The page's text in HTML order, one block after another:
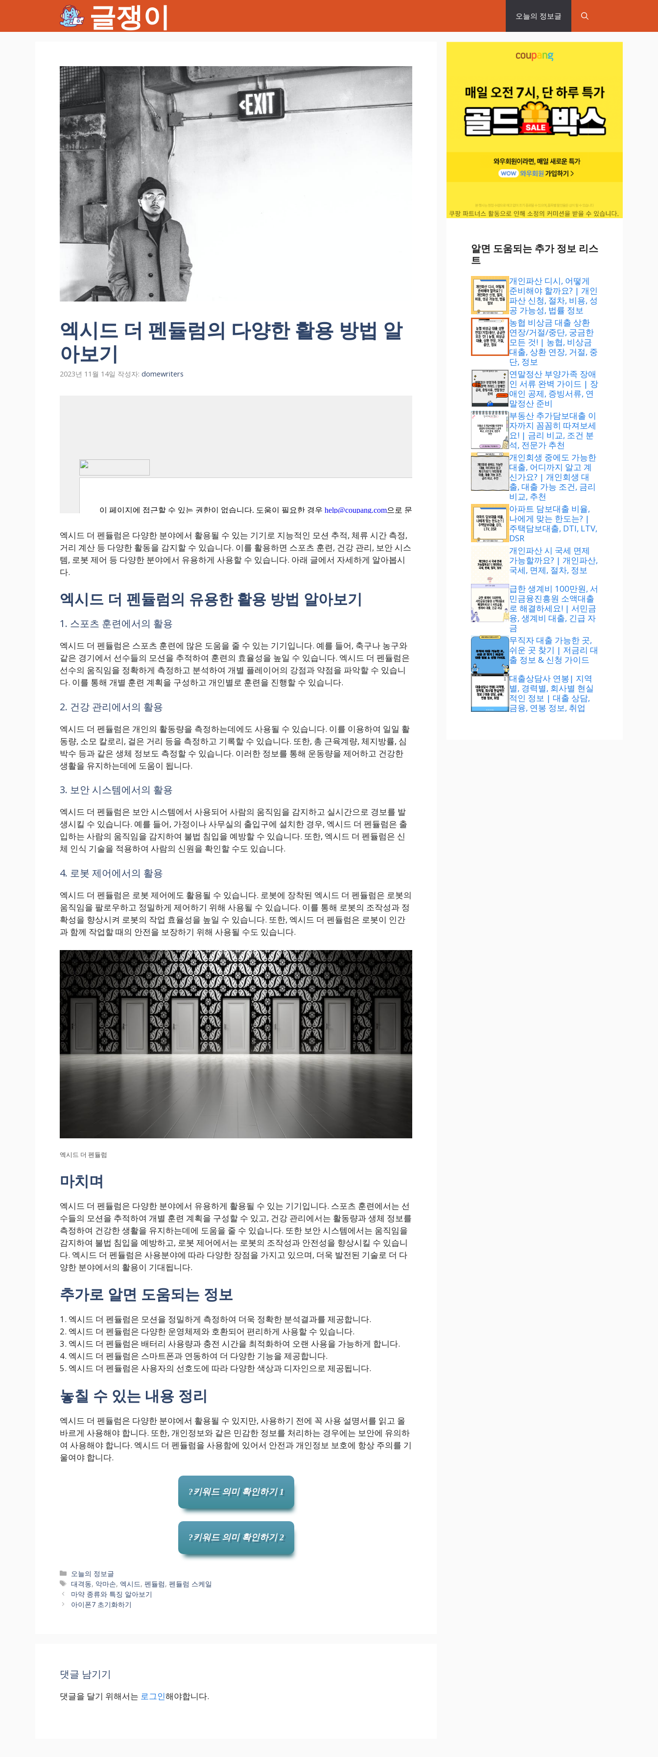
츠
글쟁이 오늘의 정보글
엑시드 더 펜듈럼의 다양한 활용 방법 알
아보기
2023년 11월 14일 작성자: domewriters
엑시드 더 펜듈럼은 다양한 분야에서 활용될 수 있는 기기로 지능적인 모션 추적, 체류 시간 측정,
거리 계산 등 다양한 활동을 감지할 수 있습니다. 이를 활용하면 스포츠 훈련, 건강 관리, 보안 시스
템, 로봇 제어 등 다양한 분야에서 유용하게 사용할 수 있습니다. 아래 글에서 자세하게 알아봅시
다.
엑시드 더 펜듈럼의 유용한 활용 방법 알아보기
1. 스포츠 훈련에서의 활용
엑시드 더 펜듈럼은 스포츠 훈련에 많은 도움을 줄 수 있는 기기입니다. 예를 들어, 축구나 농구와
같은 경기에서 선수들의 모션을 추적하여 훈련의 효율성을 높일 수 있습니다. 엑시드 더 펜듈럼은
선수의 움직임을 정확하게 측정하고 분석하여 개별 플레이어의 강점과 약점을 파악할 수 있습니
다. 이를 통해 개별 훈련 계획을 구성하고 개인별로 훈련을 진행할 수 있습니다.
2. 건강 관리에서의 활용
엑시드 더 펜듈럼은 개인의 활동량을 측정하는데에도 사용될 수 있습니다. 이를 이용하여 일일 활
동량, 소모 칼로리, 걸은 거리 등을 측정하고 기록할 수 있습니다. 또한, 총 근육계량, 체지방률, 심
박수 등과 같은 생체 정보도 측정할 수 있습니다. 이러한 정보를 통해 운동량을 제어하고 건강한
생활을 유지하는데에 도움이 됩니다.
3. 보안 시스템에서의 활용
엑시드 더 펜듈럼은 보안 시스템에서 사용되어 사람의 움직임을 감지하고 실시간으로 경보를 발
생시킬 수 있습니다. 예를 들어, 가정이나 사무실의 출입구에 설치한 경우, 엑시드 더 펜듈럼은 출
입하는 사람의 움직임을 감지하여 불법 침입을 예방할 수 있습니다. 또한, 엑시드 더 펜듈럼은 신
체 인식 기술을 적용하여 사람의 신원을 확인할 수도 있습니다.
4. 로봇 제어에서의 활용
엑시드 더 펜듈럼은 로봇 제어에도 활용될 수 있습니다. 로봇에 장착된 엑시드 더 펜듈럼은 로봇의
움직임을 팔로우하고 정밀하게 제어하기 위해 사용될 수 있습니다. 이를 통해 로봇의 조작성과 정
확성을 향상시켜 로봇의 작업 효율성을 높일 수 있습니다. 또한, 엑시드 더 펜듈럼은 로봇이 인간
과 함께 작업할 때의 안전을 보장하기 위해 사용될 수도 있습니다.
엑시드 더 펜듈럼
마치며
엑시드 더 펜듈럼은 다양한 분야에서 유용하게 활용될 수 있는 기기입니다. 스포츠 훈련에서는 선
수들의 모션을 추적하여 개별 훈련 계획을 구성할 수 있고, 건강 관리에서는 활동량과 생체 정보를
측정하여 건강한 생활을 유지하는데에 도움을 줄 수 있습니다. 또한 보안 시스템에서는 움직임을
감지하여 불법 침입을 예방하고, 로봇 제어에서는 로봇의 조작성과 안전성을 향상시킬 수 있습니
다. 엑시드 더 펜듈럼은 사용분야에 따라 다양한 장점을 가지고 있으며, 더욱 발전된 기술로 더 다
양한 분야에서의 활용이 기대됩니다.
추가로 알면 도움되는 정보
1. 엑시드 더 펜듈럼은 모션을 정밀하게 측정하여 더욱 정확한 분석결과를 제공합니다.
2. 엑시드 더 펜듈럼은 다양한 운영체제와 호환되어 편리하게 사용할 수 있습니다.
3. 엑시드 더 펜듈럼은 배터리 사용량과 충전 시간을 최적화하여 오랜 사용을 가능하게 합니다.
4. 엑시드 더 펜듈럼은 스마트폰과 연동하여 더 다양한 기능을 제공합니다.
5. 엑시드 더 펜듈럼은 사용자의 선호도에 따라 다양한 색상과 디자인으로 제공됩니다.
놓칠 수 있는 내용 정리
엑시드 더 펜듈럼은 다양한 분야에서 활용될 수 있지만, 사용하기 전에 꼭 사용 설명서를 읽고 올
바르게 사용해야 합니다. 또한, 개인정보와 같은 민감한 정보를 처리하는 경우에는 보안에 유의하
여 사용해야 합니다. 엑시드 더 펜듈럼을 사용함에 있어서 안전과 개인정보 보호에 항상 주의를 기
울여야 합니다.
?키워드 의미 확인하기 1
?키워드 의미 확인하기 2
카
테
고
리
오늘의 정보글
태
그
대격동, 악마손, 엑시드,펜듈럼,펜듈럼 스케일
마약 종류와 특징 알아보기
아이폰7 초기화하기
댓글 남기기
댓글을 달기 위해서는 로그인해야합니다.
알면 도움되는 추가 정보 리스
트
개인파산 디시, 어떻게
준비해야 할까요? | 개인
파산 신청, 절차, 비용, 성
공 가능성, 법률 정보
농협 비상금 대출 상환
연장/거절/중단, 궁금한
모든 것! | 농협, 비상금
대출, 상환 연장, 거절, 중
단, 정보
연말정산 부양가족 장애
인 서류 완벽 가이드 | 장
애인 공제, 증빙서류, 연
말정산 준비
부동산 추가담보대출 이
자까지 꼼꼼히 따져보세
요! | 금리 비교, 조건 분
석, 전문가 추천
개인회생 중에도 가능한
대출, 어디까지 알고 계
신가요? | 개인회생 대
출, 대출 가능 조건, 금리
비교, 추천
아파트 담보대출 비율,
나에게 맞는 한도는? |
주택담보대출, DTI, LTV,
DSR
개인파산 시 국세 면제
가능할까요? | 개인파산,
국세, 면제, 절차, 정보
급한 생계비 100만원, 서
민금융진흥원 소액대출
로 해결하세요! | 서민금
융, 생계비 대출, 긴급 자
금
무직자 대출 가능한 곳,
쉬운 곳 찾기 | 저금리 대
출 정보 & 신청 가이드
대출상담사 연봉| 지역
별, 경력별, 회사별 현실
적인 정보 | 대출 상담,
금융, 연봉 정보, 취업